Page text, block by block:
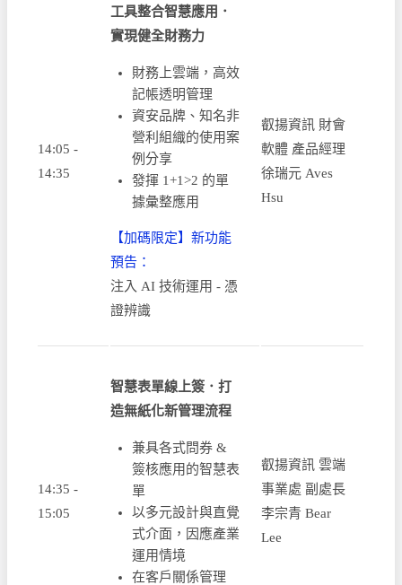
14:05 -
14:35
工具整合智慧應用．
實現健全財務力
財務上雲端，高效
記帳透明管理
資安品牌、知名非
營利組織的使用案
例分享
發揮 1+1>2 的單
據彙整應用
【加碼限定】新功能
預告：
注入 AI 技術運用 - 憑
證辨識
叡揚資訊 財會
軟體 產品經理
徐瑞元 Aves
Hsu
14:35 -
15:05
智慧表單線上簽．打
造無紙化新管理流程
兼具各式問券 &
簽核應用的智慧表
單
以多元設計與直覺
式介面，因應產業
運用情境
在客戶關係管理
叡揚資訊 雲端
事業處 副處長
李宗青 Bear
Lee